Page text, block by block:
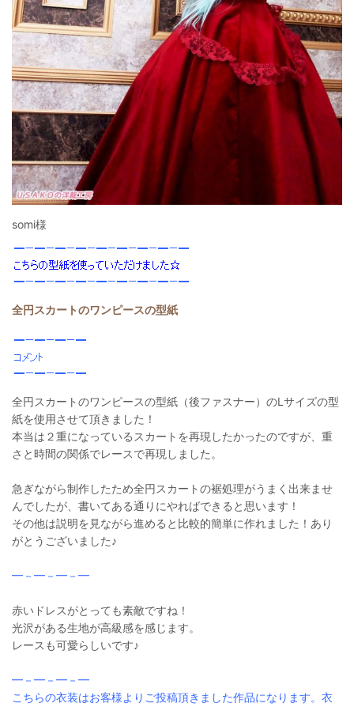
somi様
全円スカートのワンピースの型紙
全円スカートのワンピースの型紙（後ファスナー）のLサイズの型
紙を使用させて頂きました！
本当は２重になっているスカートを再現したかったのですが、重
さと時間の関係でレースで再現しました。
急ぎながら制作したため全円スカートの裾処理がうまく出来ませ
んでしたが、書いてある通りにやればできると思います！
その他は説明を見ながら進めると比較的簡単に作れました！あり
がとうございました♪
━－━－━－━
赤いドレスがとっても素敵ですね！
光沢がある生地が高級感を感じます。
レースも可愛らしいです♪
━－━－━－━
こちらの衣装はお客様よりご投稿頂きました作品になります。衣